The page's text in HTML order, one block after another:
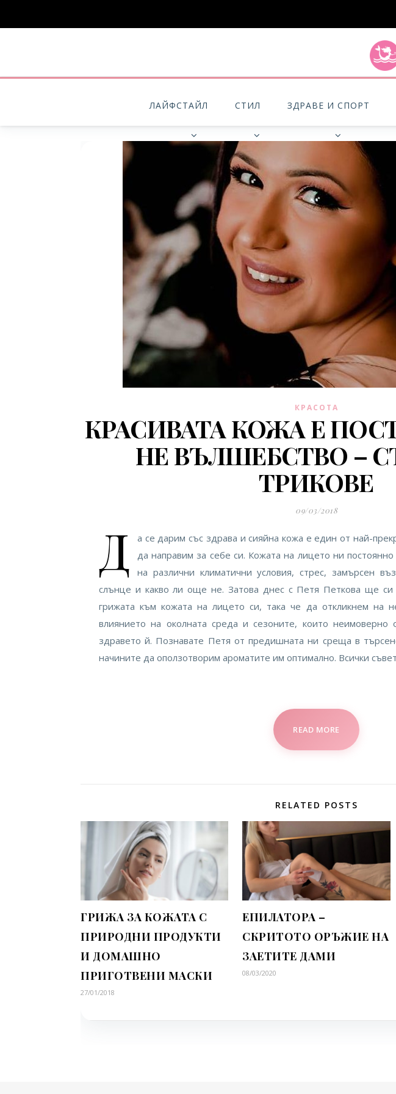
ЛАЙФСТАЙЛ СТИЛ ЗДРАВЕ И СПОРТ
КРАСОТА
КРАСИВАТА КОЖА Е
НЕ ВЪЛШЕБСТВО –
ТРИКОВЕ
09/03/2018
Д
а се дарим със здрава и сияйна кожа е един от най-
да направим за себе си. Кожата на лицето ни
на различни климатични условия, стрес, замърсен
слънце и какво ли още не. Затова днес с Петя Петкова ще си
грижата към кожата на лицето си, така че да откликнем на
влиянието на околната среда и сезоните, които неимоверно
здравето й. Познавате Петя от предишната ни среща в
начините да оползотворим ароматите им оптимално. Всички
READ MORE
RELATED POSTS
ГРИЖА ЗА КОЖАТА С
ПРИРОДНИ ПРОДУКТИ
И ДОМАШНО
ПРИГОТВЕНИ МАСКИ
27/01/2018
ЕПИЛАТОРА –
СКРИТОТО ОРЪЖИЕ НА
ЗАЕТИТЕ ДАМИ
08/03/2020